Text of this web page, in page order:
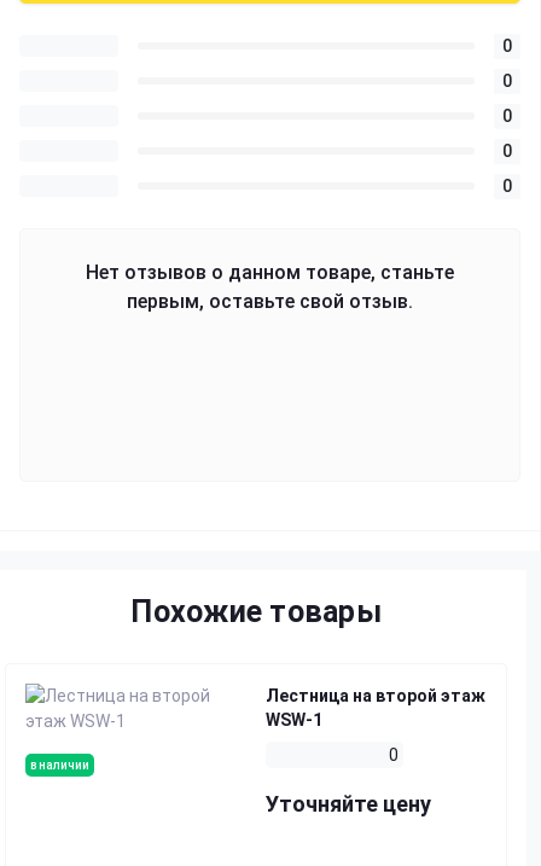
0
0
0
0
0
Нет отзывов о данном товаре, станьте
первым, оставьте свой отзыв.
Похожие товары
в наличии
Лестница на второй этаж
WSW-1
0
Уточняйте цену